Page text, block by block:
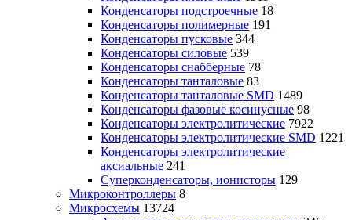
Конденсаторы подстроечные 18
Конденсаторы полимерные 191
Конденсаторы пусковые 344
Конденсаторы силовые 539
Конденсаторы снабберные 78
Конденсаторы танталовые 83
Конденсаторы танталовые SMD 1489
Конденсаторы фазовые косинусные 98
Конденсаторы электролитические 7922
Конденсаторы электролитические SMD 1221
Конденсаторы электролитические
аксиальные 241
Суперконденсаторы, ионисторы 129
Микроконтроллеры 8
Микросхемы 13724